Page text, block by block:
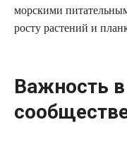
морскими
росту растений и
Важность